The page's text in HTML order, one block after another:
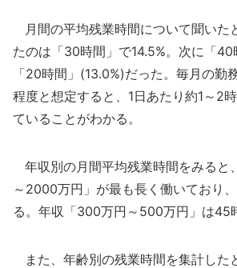
月間の平均残業時間について聞いた
たのは「30時間」で14.5%。次に「40
「20時間」(13.0%)だった。毎月の勤
程度と想定すると、1日あたり約1～2
ていることがわかる。
年収別の月間平均残業時間をみると
～2000万円」が最も長く働いており
る。年収「300万円～500万円」は45
また、年齢別の残業時間を集計した